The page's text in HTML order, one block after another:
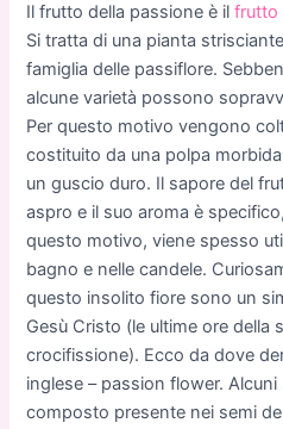
Il frutto della passione è ilfrutto
Si tratta di una pianta
famiglia delle passiflore.
alcune varietà possono
Per questo motivo vengono
costituito da una polpa
un guscio duro. Il sapore del
aspro e il suo aroma è
questo motivo, viene spesso
bagno e nelle candele.
questo insolito fiore sono un
Gesù Cristo (le ultime ore della
crocifissione). Ecco da dove
inglese – passion flower.
composto presente nei semi